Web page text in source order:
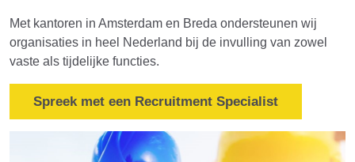
Met kantoren in Amsterdam en Breda ondersteunen wij
organisaties in heel Nederland bij de invulling van zowel
vaste als tijdelijke functies.
Spreek met een Recruitment Specialist